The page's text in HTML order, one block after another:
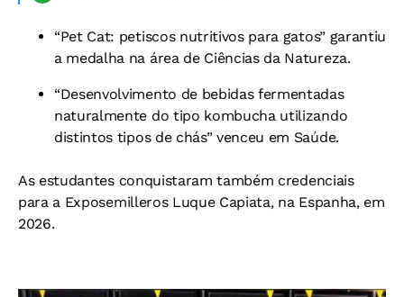
“Pet Cat: petiscos nutritivos para gatos” garantiu
a medalha na área de Ciências da Natureza.
“Desenvolvimento de bebidas fermentadas
naturalmente do tipo kombucha utilizando
distintos tipos de chás” venceu em Saúde.
As estudantes conquistaram também credenciais
para a Exposemilleros Luque Capiata, na Espanha, em
2026.